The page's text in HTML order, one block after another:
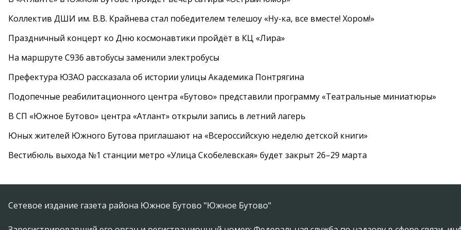
Коллектив ДШИ им. В.В. Крайнева стал победителем телешоу «Ну-ка, все вместе! Хором!»
Праздничный концерт ко Дню космонавтики пройдёт в КЦ «Лира»
На маршруте С936 автобусы заменили электробусы
Префектура ЮЗАО рассказала об истории улицы Академика Понтрягина
Подопечные реабилитационного центра «Бутово» представили программу «Театральные миниатюры»
В СП «Южное Бутово» центра «Атлант» открыли запись в летний лагерь
Юных жителей Южного Бутова приглашают на «Всероссийскую неделю детской книги»
Вестибюль выхода №1 станции метро «Улица Скобелевская» будет закрыт 26–29 марта
Сетевое издание газета района Южное Бутово "Южное Бутово"